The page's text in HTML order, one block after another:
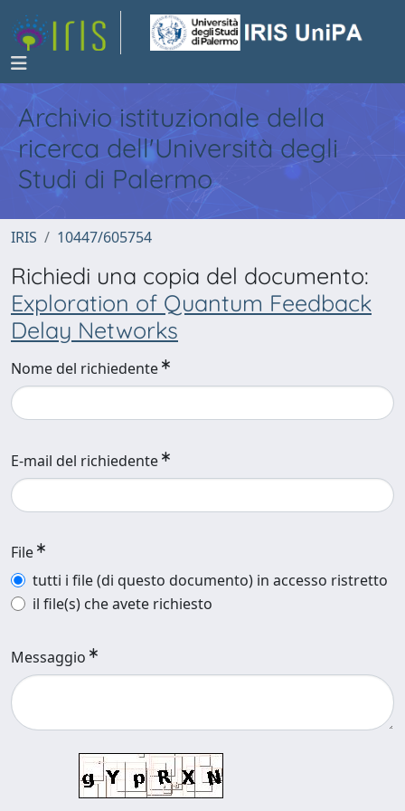
Archivio istituzionale della
ricerca dell'Università degli
Studi di Palermo
IRIS 10447/605754
Richiedi una copia del documento:
Exploration of Quantum Feedback
Delay Networks
Nome del richiedente
E-mail del richiedente
File
tutti i file (di questo documento) in accesso ristretto
il file(s) che avete richiesto
Messaggio